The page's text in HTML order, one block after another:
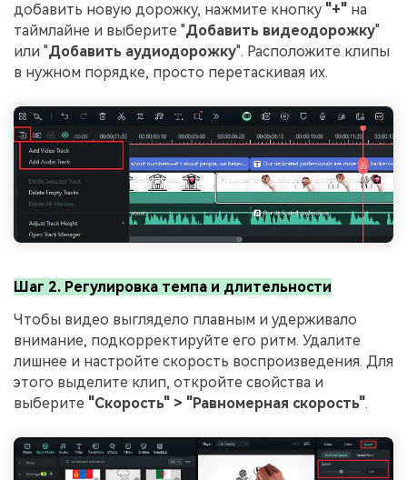
добавить новую дорожку, нажмите кнопку "+" на
таймлайне и выберите "Добавить видеодорожку"
или "Добавить аудиодорожку". Расположите клипы
в нужном порядке, просто перетаскивая их.
Шаг 2. Регулировка темпа и длительности
Чтобы видео выглядело плавным и удерживало
внимание, подкорректируйте его ритм. Удалите
лишнее и настройте скорость воспроизведения. Для
этого выделите клип, откройте свойства и
выберите "Скорость" > "Равномерная скорость".